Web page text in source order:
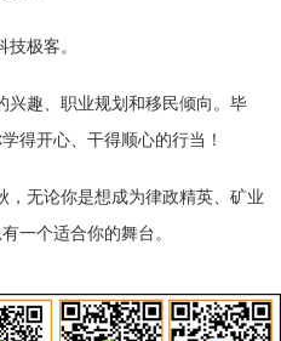
极客。
兴趣、职业规划和移民倾向。毕
得开心、干得顺心的行当！
，无论你是想成为律政精英、矿业
一个适合你的舞台。